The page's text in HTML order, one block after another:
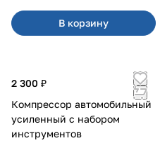
В корзину
2 300 ₽
Компрессор автомобильный
усиленный с набором
инструментов